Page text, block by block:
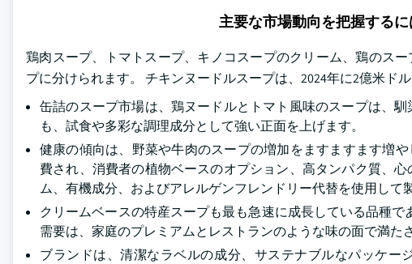
主要な市場動向を把握するに
鶏肉スープ、トマトスープ、キノコスープのクリーム、鶏のス
プに分けられます。 チキンヌードルスープは、2024年に2億米ドル
缶詰のスープ市場は、鶏ヌードルとトマト風味のスープは、
も、試食や多彩な調理成分として強い正面を上げます。
健康の傾向は、野菜や牛肉のスープの増加をますますます増
費され、消費者の植物ベースのオプション、高タンパク質、
ム、有機成分、およびアレルゲンフレンドリー代替を使用して
クリームベースの特産スープも最も急速に成長している品種で
需要は、家庭のプレミアムとレストランのような味の面で満た
ブランドは、清潔なラベルの成分、サステナブルなパッケ